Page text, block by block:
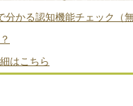
分かる認知機能チェック（
はこちら